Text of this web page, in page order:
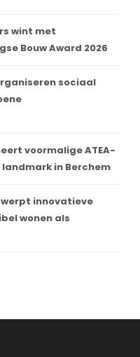
wint met
Bouw Award 2026
sociaal
voormalige ATEA-
in Berchem
innovatieve
wonen als